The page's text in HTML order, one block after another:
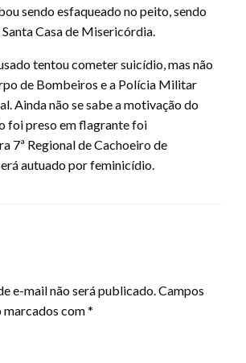
sendo esfaqueado no peito, sendo
Casa de Misericórdia.
tentou cometer suicídio, mas não
de Bombeiros e a Polícia Militar
Ainda não se sabe a motivação do
foi preso em flagrante foi
7ª Regional de Cachoeiro de
autuado por feminicídio.
e-mail não será publicado.Campos
com*